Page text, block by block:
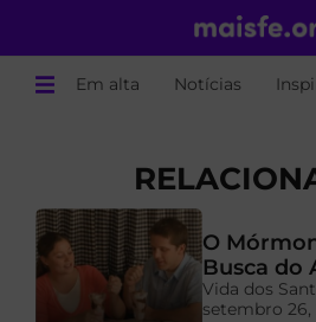
Em alta Notícias
O
Busca do
Vida dos
setembro 26,